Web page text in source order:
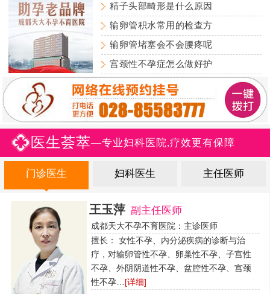
精子头部畸形是什么原因
输卵管积水常用的检查方
输卵管堵塞会不会腰疼呢
宫颈性不孕症怎么做好护
医生荟萃—专业妇科医院,疗效更有保障
门诊医生 妇科医生 主任医师
王玉萍 副主任医师
成都天大不孕不育医院：主诊医师
擅长： 女性不孕、内分泌疾病的诊断与治
疗，对输卵管性不孕、卵巢性不孕、子宫性
不孕、外阴阴道性不孕、盆腔性不孕、宫颈
性不孕… [详细]